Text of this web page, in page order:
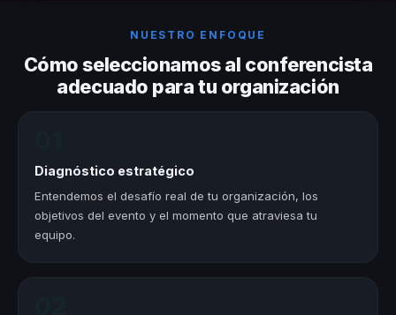
NUESTRO ENFOQUE
Cómo seleccionamos al conferencista
adecuado para tu organización
Diagnóstico estratégico
Entendemos el desafío real de tu organización, los
objetivos del evento y el momento que atraviesa tu
equipo.